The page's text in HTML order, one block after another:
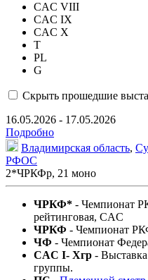
CAC VIII
CAC IX
CAC X
T
PL
G
Скрыть прошедшие
16.05.2026 - 17.05.2026
Подробно
Владимирская область,
РФОС
2*ЧРКФр, 21 моно
ЧРКФ* - Чемпионат
рейтинговая, CAC
ЧРКФ - Чемпионат
ЧФ - Чемпионат
CAC I- Xгр -
группы.